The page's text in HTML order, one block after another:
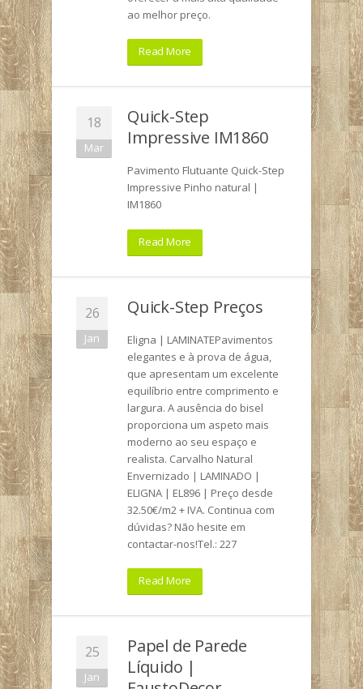
ao melhor preço.
Read More
18
Mar
Quick-Step
Impressive IM1860
Pavimento Flutuante Quick-Step
Impressive Pinho natural |
IM1860
Read More
26
Jan
Quick-Step Preços
Eligna | LAMINATEPavimentos
elegantes e à prova de água,
que apresentam um excelente
equilíbrio entre comprimento e
largura. A ausência do bisel
proporciona um aspeto mais
moderno ao seu espaço e
realista. Carvalho Natural
Envernizado | LAMINADO |
ELIGNA | EL896 | Preço desde
32.50€/m2 + IVA. Continua com
dúvidas? Não hesite em
contactar-nos!Tel.: 227
Read More
25
Jan
Papel de Parede
Líquido |